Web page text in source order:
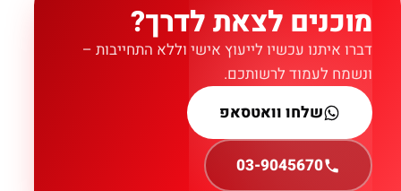
מוכנים לצאת לדרך?
דברו איתנו עכשיו לייעוץ אישי וללא התחייבות –
ונשמח לעמוד לרשותכם.
שלחו וואטסאפ
03-9045670